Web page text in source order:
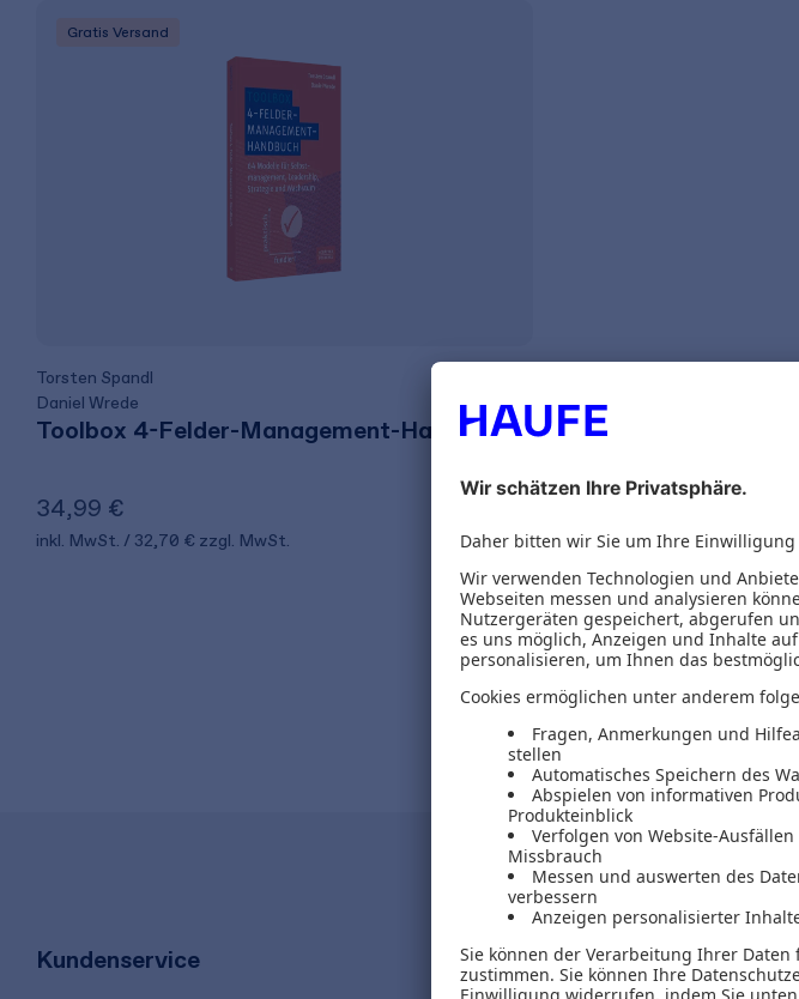
Gratis Versand
Torsten Spandl
Daniel Wrede
Toolbox 4-Felder-Management-Handbuch
34,99 €
inkl. MwSt. 32,70 € zzgl. MwSt.
Kundenservice Versand &